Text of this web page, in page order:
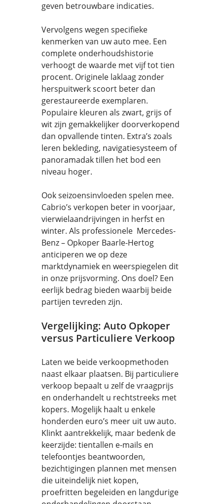
geven betrouwbare indicaties.
Vervolgens wegen specifieke
kenmerken van uw auto mee. Een
complete onderhoudshistorie
verhoogt de waarde met vijf tot tien
procent. Originele laklaag zonder
herspuitwerk scoort beter dan
gerestaureerde exemplaren.
Populaire kleuren als zwart, grijs of
wit zijn gemakkelijker doorverkopend
dan opvallende tinten. Extra’s zoals
leren bekleding, navigatiesysteem of
panoramadak tillen het bod een
niveau hoger.
Ook seizoensinvloeden spelen mee.
Cabrio’s verkopen beter in voorjaar,
vierwielaandrijvingen in herfst en
winter. Als professionele Mercedes-
Benz – Opkoper Baarle-Hertog
anticiperen we op deze
marktdynamiek en weerspiegelen dit
in onze prijsvorming. Ons doel? Een
eerlijk bedrag bieden waarbij beide
partijen tevreden zijn.
Vergelijking: Auto Opkoper
versus Particuliere Verkoop
Laten we beide verkoopmethoden
naast elkaar plaatsen. Bij particuliere
verkoop bepaalt u zelf de vraagprijs
en onderhandelt u rechtstreeks met
kopers. Mogelijk haalt u enkele
honderden euro’s meer uit uw auto.
Klinkt aantrekkelijk, maar bedenk de
keerzijde: tientallen e-mails en
telefoontjes beantwoorden,
bezichtigingen plannen met mensen
die uiteindelijk niet kopen,
proefritten begeleiden en langdurige